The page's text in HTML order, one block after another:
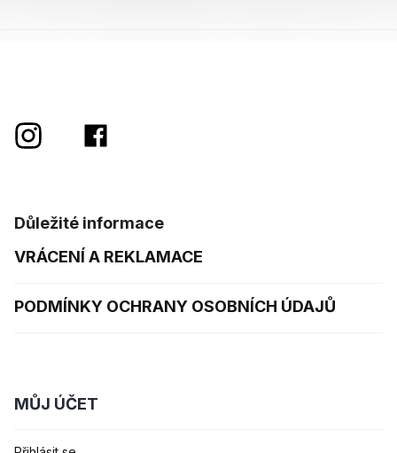
Důležité informace
VRÁCENÍ A REKLAMACE
PODMÍNKY OCHRANY OSOBNÍCH ÚDAJŮ
MŮJ ÚČET